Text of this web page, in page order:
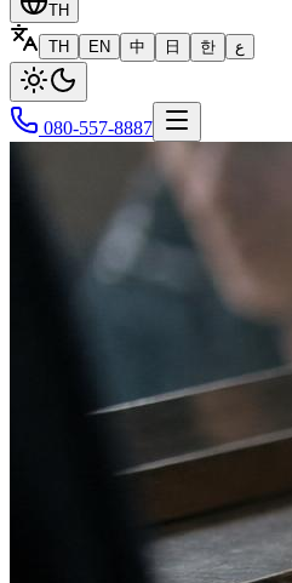
TH
TH
EN 中 日 한 ع
080-557-8887